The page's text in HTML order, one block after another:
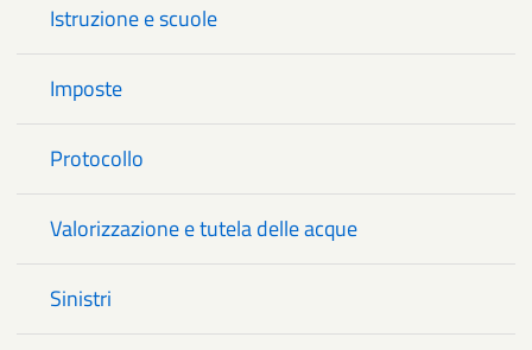
Istruzione e scuole
Imposte
Protocollo
Valorizzazione e tutela delle acque
Sinistri